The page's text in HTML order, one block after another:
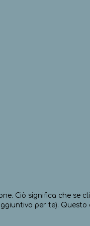
Ciò significa che se
per te).